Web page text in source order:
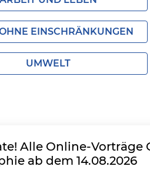
EINSCHRÄNKUNGEN
UMWELT
Alle Online-Vorträge
ab dem 14.08.2026